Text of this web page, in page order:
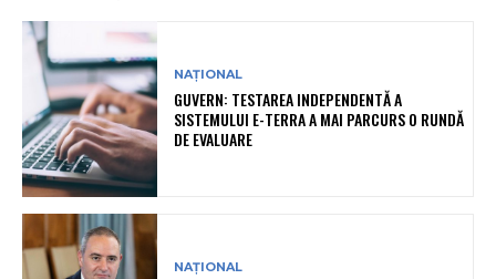
NAȚIONAL
GUVERN: TESTAREA INDEPENDENTĂ A
SISTEMULUI E-TERRA A MAI PARCURS O RUNDĂ
DE EVALUARE
NAȚIONAL